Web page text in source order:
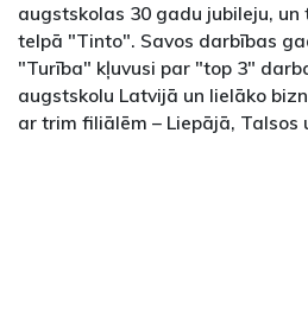
augstskolas 30 gadu jubileju,
telpā "Tinto". Savos darbības
"Turība" kļuvusi par "top 3"
augstskolu Latvijā un lielāko
ar trim filiālēm – Liepājā, Talsos